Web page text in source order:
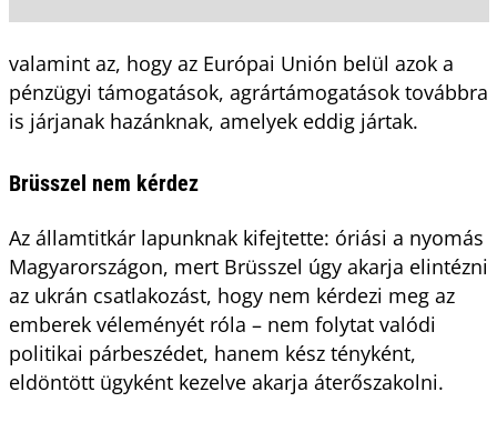
valamint az, hogy az Európai Unión belül azok a
pénzügyi támogatások, agrártámogatások továbbra
is járjanak hazánknak, amelyek eddig jártak.
Brüsszel nem kérdez
Az államtitkár lapunknak kifejtette: óriási a nyomás
Magyarországon, mert Brüsszel úgy akarja elintézni
az ukrán csatlakozást, hogy nem kérdezi meg az
emberek véleményét róla – nem folytat valódi
politikai párbeszédet, hanem kész tényként,
eldöntött ügyként kezelve akarja áterőszakolni.